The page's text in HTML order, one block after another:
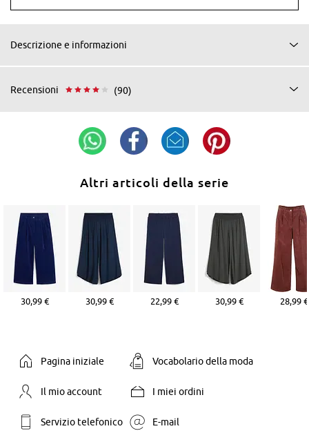
Descrizione e informazioni
Recensioni (90)
Altri articoli della serie
30,99 € 30,99 € 22,99 € 30,99 € 28,99 €
Pagina iniziale Vocabolario della moda
Il mio account I miei ordini
Servizio telefonico E-mail